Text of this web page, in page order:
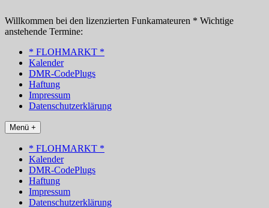
Inhalt
springen
Willkommen bei den lizenzierten Funkamateuren * Wichtige
anstehende Termine:
* FLOHMARKT *
Kalender
DMR-CodePlugs
Haftung
Impressum
Datenschutzerklärung
Menü +
* FLOHMARKT *
Kalender
DMR-CodePlugs
Haftung
Impressum
Datenschutzerklärung